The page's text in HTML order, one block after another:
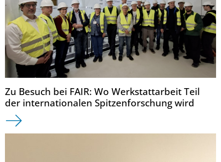
Zu Besuch bei FAIR: Wo Werkstattarbeit Teil
der internationalen Spitzenforschung wird